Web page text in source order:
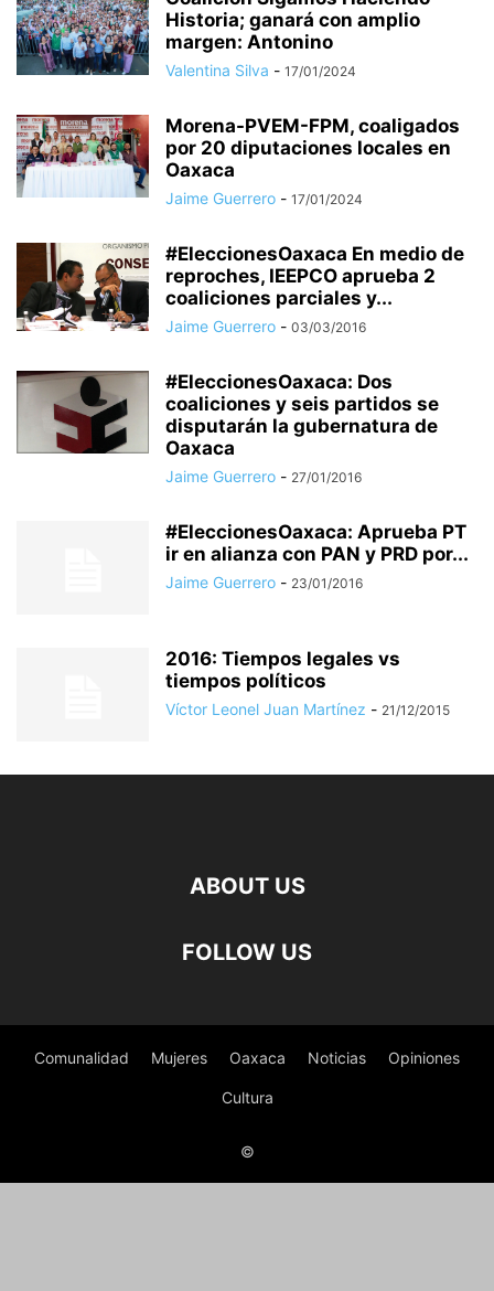
Historia; ganará con amplio
margen: Antonino
Valentina Silva - 17/01/2024
Morena-PVEM-FPM, coaligados
por 20 diputaciones locales en
Oaxaca
Jaime Guerrero - 17/01/2024
#EleccionesOaxaca En medio de
reproches, IEEPCO aprueba 2
coaliciones parciales y...
Jaime Guerrero - 03/03/2016
#EleccionesOaxaca: Dos
coaliciones y seis partidos se
disputarán la gubernatura de
Oaxaca
Jaime Guerrero - 27/01/2016
#EleccionesOaxaca: Aprueba PT
ir en alianza con PAN y PRD por...
Jaime Guerrero - 23/01/2016
2016: Tiempos legales vs
tiempos políticos
Víctor Leonel Juan Martínez - 21/12/2015
ABOUT US
FOLLOW US
Comunalidad Mujeres Oaxaca Noticias Opiniones
Cultura
©